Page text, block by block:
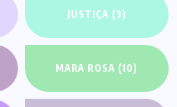
JUSTIÇA (3)
MARA ROSA (10)